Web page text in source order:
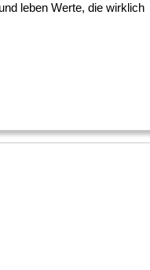
leben Werte, die wirklich